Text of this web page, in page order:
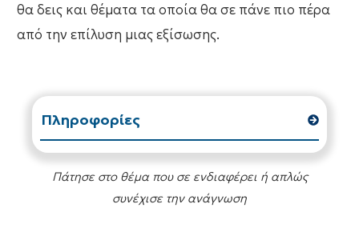
θα δεις και θέματα τα οποία θα σε πάνε πιο πέρα
από την επίλυση μιας εξίσωσης.
Πληροφορίες
Πάτησε στο θέμα που σε ενδιαφέρει ή απλώς
συνέχισε την ανάγνωση